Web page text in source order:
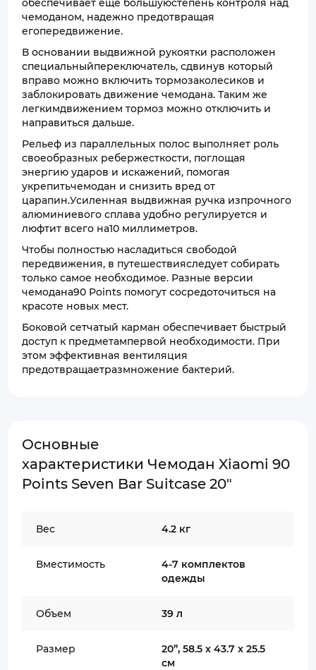
обеспечивает еще большуюстепень контроля над
чемоданом, надежно предотвращая
егопередвижение.
В основании выдвижной рукоятки расположен
специальныйпереключатель, сдвинув который
вправо можно включить тормозаколесиков и
заблокировать движение чемодана. Таким же
легкимдвижением тормоз можно отключить и
направиться дальше.
Рельеф из параллельных полос выполняет роль
своеобразных ребержесткости, поглощая
энергию ударов и искажений, помогая
укрепитьчемодан и снизить вред от
царапин.Усиленная выдвижная ручка изпрочного
алюминиевого сплава удобно регулируется и
люфтит всего на10 миллиметров.
Чтобы полностью насладиться свободой
передвижения, в путешествияследует собирать
только самое необходимое. Разные версии
чемодана90 Points помогут сосредоточиться на
красоте новых мест.
Боковой сетчатый карман обеспечивает быстрый
доступ к предметампервой необходимости. При
этом эффективная вентиляция
предотвращаетразмножение бактерий.
Основные
характеристики Чемодан Xiaomi 90
Points Seven Bar Suitcase 20"
Вес 4.2 кг
Вместимость
4-7 комплектов
одежды
Объем 39 л
Размер
20”, 58.5 x 43.7 x 25.5
см